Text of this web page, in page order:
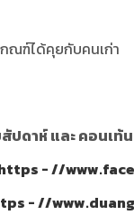
กณฑ์ได้คุยกับคนเก่า
ปดาห์ และ คอนเท้
- //
- //